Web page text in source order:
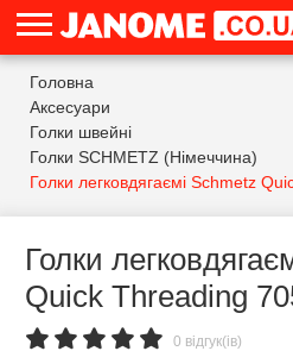
Головна
Аксесуари
Голки швейні
Голки SCHMETZ (Німеччина)
Голки легковдягаємі Schmetz
Голки
Quick Threading
0 відгук(ів)